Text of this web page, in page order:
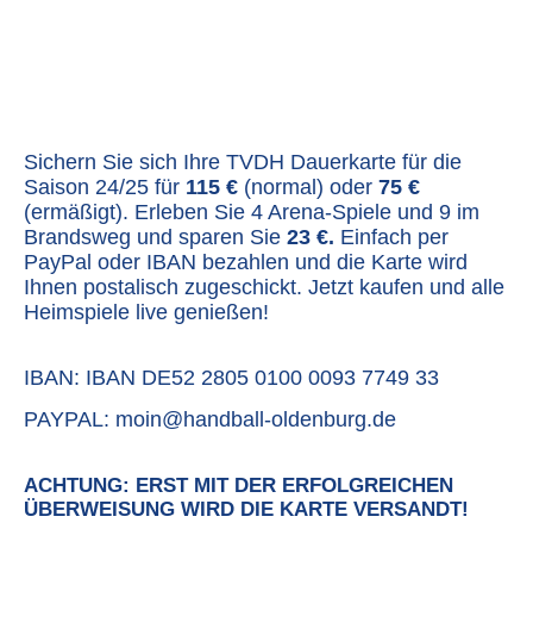
Sichern Sie sich Ihre TVDH Dauerkarte für die
Saison 24/25 für 115 € (normal) oder 75 €
(ermäßigt). Erleben Sie 4 Arena-Spiele und 9 im
Brandsweg und sparen Sie 23 €. Einfach per
PayPal oder IBAN bezahlen und die Karte wird
Ihnen postalisch zugeschickt. Jetzt kaufen und alle
Heimspiele live genießen!
IBAN: IBAN DE52 2805 0100 0093 7749 33
PAYPAL: moin@handball-oldenburg.de
ACHTUNG: ERST MIT DER ERFOLGREICHEN
ÜBERWEISUNG WIRD DIE KARTE VERSANDT!